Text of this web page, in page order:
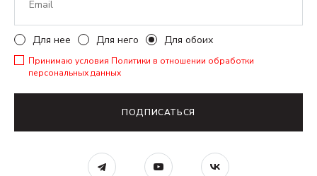
Для нее Для него Для обоих
Принимаю условия Политики в отношении обработки
персональных данных
ПОДПИСАТЬСЯ